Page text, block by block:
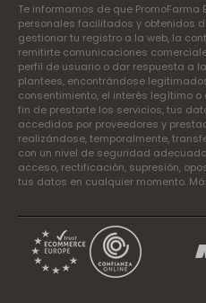
Te informamos de que PromoFarma
personales facilitados y obtenidos
gestionar tu registro a la web, la
remitirte comunicaciones
perfil de usuario o dar respuesta a
plantees, encontrándose
consentimiento, el interés legítimo
fin de prestarte los servicios, tus
accedidos por proveedores y
realizándose, temporalmente,
con un nivel de seguridad
acceso, rectificación, supresión,
tus datos en cualquier momento.